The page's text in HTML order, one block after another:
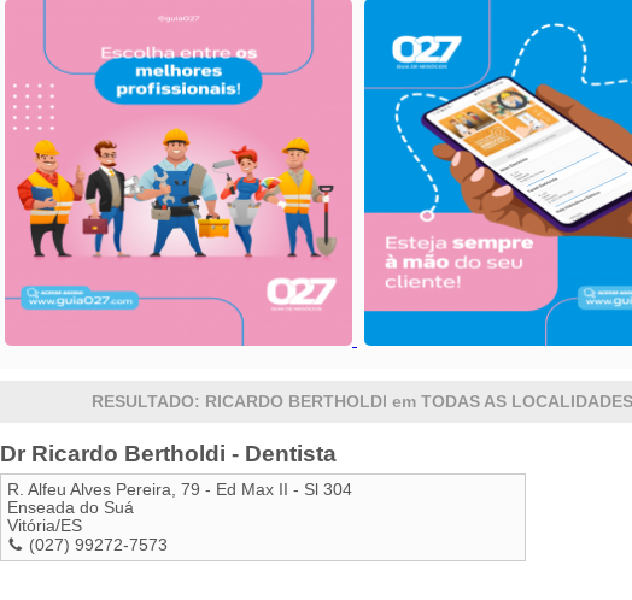
RESULTADO: RICARDO BERTHOLDI em TODAS AS LOCALIDADES
Dr Ricardo Bertholdi - Dentista
R. Alfeu Alves Pereira, 79 - Ed Max II - Sl 304
Enseada do Suá
Vitória/ES
(027) 99272-7573